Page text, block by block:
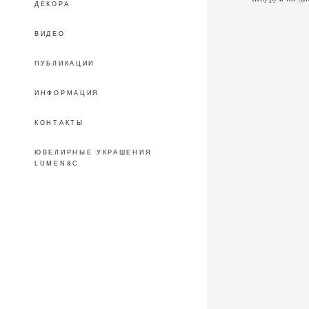
ДЕКОРА
ВИДЕО
ПУБЛИКАЦИИ
ИНФОРМАЦИЯ
КОНТАКТЫ
ЮВЕЛИРНЫЕ УКРАШЕНИЯ
LUMEN&C